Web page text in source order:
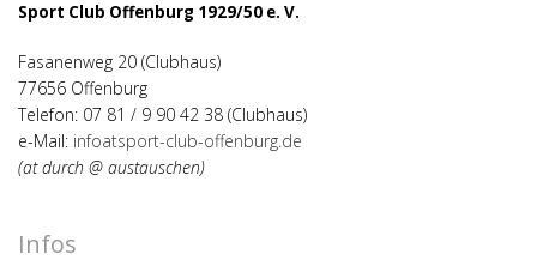
Sport Club Offenburg 1929/50 e. V.
Fasanenweg 20 (Clubhaus)
77656 Offenburg
Telefon: 07 81 / 9 90 42 38 (Clubhaus)
e-Mail: infoatsport-club-offenburg.de
(at durch @ austauschen)
Infos